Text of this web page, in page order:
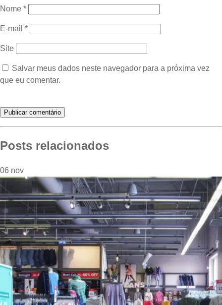
Nome *
E-mail *
Site
Salvar meus dados neste navegador para a próxima vez
que eu comentar.
Posts relacionados
06 nov